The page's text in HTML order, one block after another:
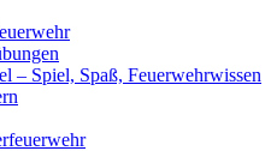
– Spiel, Spaß, Feuerwehrwissen